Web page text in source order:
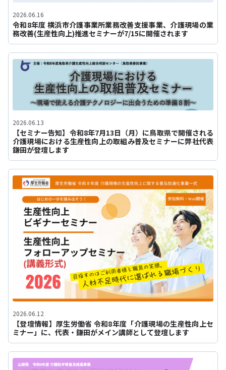
2026.06.16
令和8年度 横浜市介護事業所業務改善支援事業、介護現場の業
務改善(生産性向上)推進セミナーが7/15に開催されます
2026.06.13
【セミナー告知】令和8年7月13日（月）に鳥取県で開催される
介護現場における生産性向上の取組み普及セミナーに弊社代表
鎌田が登壇します
2026.06.12
【登壇情報】厚生労働省 令和8年度「介護現場の生産性向上セ
ミナー」に、代表・鎌田がメイン講師として登壇します